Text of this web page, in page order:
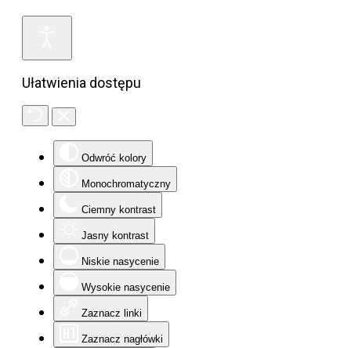
Ułatwienia dostępu
Odwróć kolory
Monochromatyczny
Ciemny kontrast
Jasny kontrast
Niskie nasycenie
Wysokie nasycenie
Zaznacz linki
Zaznacz nagłówki